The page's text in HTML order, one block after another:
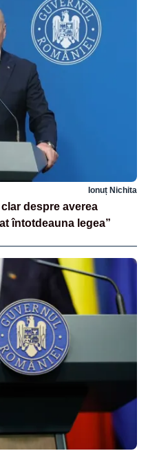
Ionuț Nichita
despre averea
întotdeauna legea”